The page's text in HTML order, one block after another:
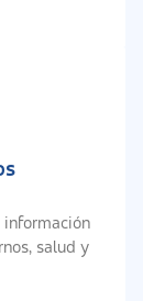
información
salud y